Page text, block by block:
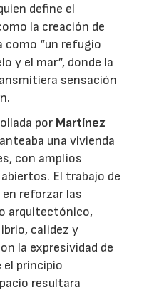
define el
la creación de
como “un refugio
y el mar”, donde la
sensación
por Martínez
una vivienda
con amplios
El trabajo de
reforzar las
arquitectónico,
calidez y
la expresividad de
el principio
resultara